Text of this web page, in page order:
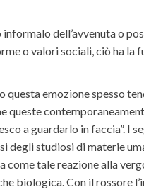
dell’avvenuta o
o valori sociali, ciò ha
emozione spesso
queste
a guardarlo in faccia”. I
studiosi di materie
tale reazione alla
biologica. Con il rossore